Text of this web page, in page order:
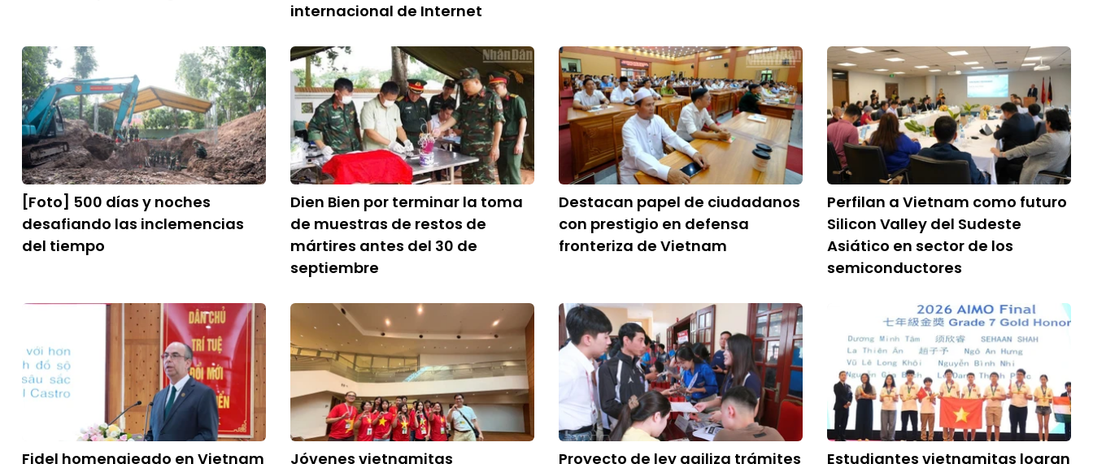
internacional de Internet
[Foto] 500 días y noches
desafiando las inclemencias
del tiempo
Dien Bien por terminar la toma
de muestras de restos de
mártires antes del 30 de
septiembre
Destacan papel de ciudadanos
con prestigio en defensa
fronteriza de Vietnam
Perfilan a Vietnam como futuro
Silicon Valley del Sudeste
Asiático en sector de los
semiconductores
Fidel homenajeado en Vietnam Jóvenes vietnamitas Proyecto de ley agiliza trámites Estudiantes vietnamitas logran